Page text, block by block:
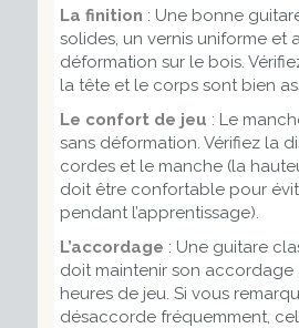
La finition : Une bonne
solides, un vernis uniforme et
déformation sur le bois.
la tête et le corps sont bien
Le confort de jeu : Le
sans déformation. Vérifiez la
cordes et le manche (la
doit être confortable pour
pendant l’apprentissage).
L’accordage : Une guitare
doit maintenir son accordage
heures de jeu. Si vous
désaccorde fréquemment,